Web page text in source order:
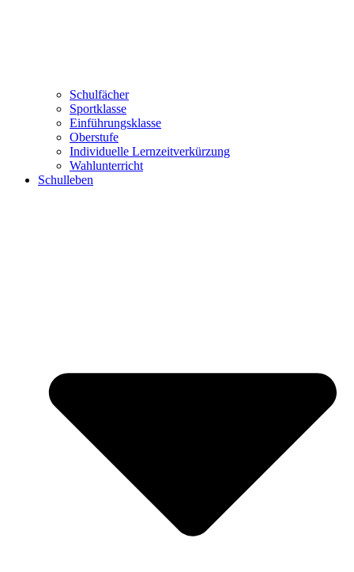
Schulfächer
Sportklasse
Einführungsklasse
Oberstufe
Individuelle Lernzeitverkürzung
Wahlunterricht
Schulleben